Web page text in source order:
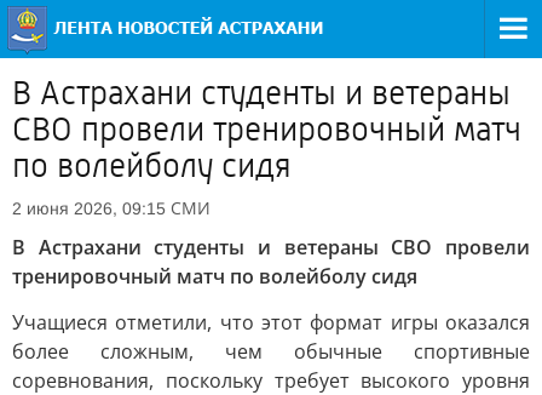
В Астрахани студенты и ветераны
СВО провели тренировочный матч
по волейболу сидя
2 июня 2026, 09:15 СМИ
В Астрахани студенты и ветераны СВО провели
тренировочный матч по волейболу сидя
Учащиеся отметили, что этот формат игры оказался
более сложным, чем обычные спортивные
соревнования, поскольку требует высокого уровня